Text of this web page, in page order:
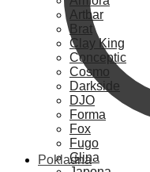
Pokladna
Artbar
Brat
Clay King
Conceptic
Cosmo
Darkside
DJO
Forma
Fox
Fugo
Glina